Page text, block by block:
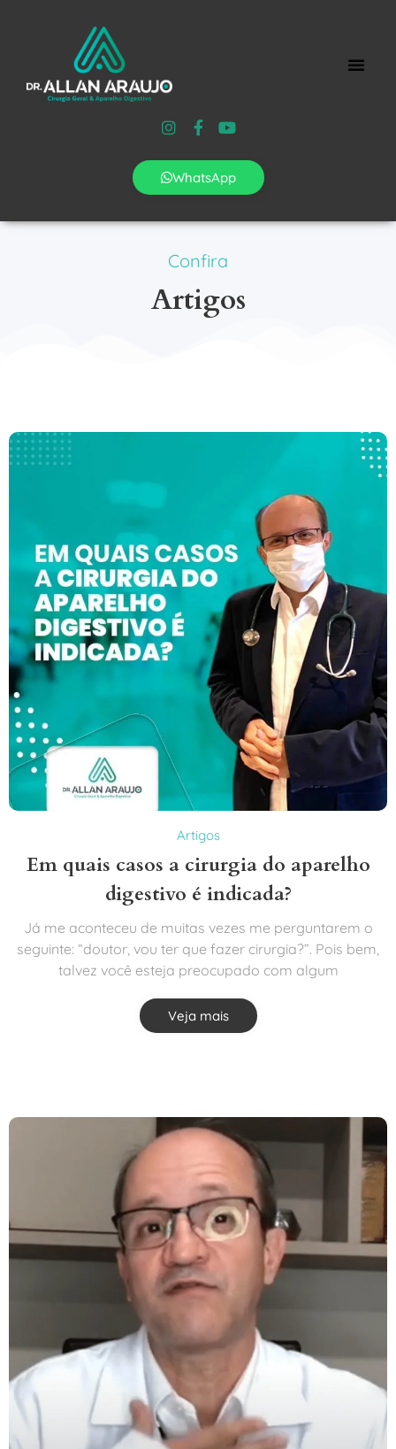
WhatsApp
Confira
Artigos
Artigos
Em quais casos a cirurgia do aparelho
digestivo é indicada?
Já me aconteceu de muitas vezes me perguntarem o
seguinte: “doutor, vou ter que fazer cirurgia?”. Pois bem,
talvez você esteja preocupado com algum
Veja mais